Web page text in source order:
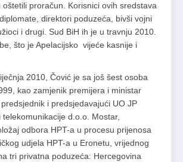
proračun. Korisnici ovih sredstava
direktori poduzeća, bivši vojni
i drugi. Sud BiH ih je u travnju 2010.
što je Apelacijsko vijeće kasnije i
2010, Čović je sa još šest osoba
kao zamjenik premijera i ministar
i predsjedavajući UO JP
d.o.o. Mostar,
odbora HPT-a u procesu prijenosa
udjela HPT-a u Eronetu, vrijednog
tri privatna poduzeća: Hercegovina